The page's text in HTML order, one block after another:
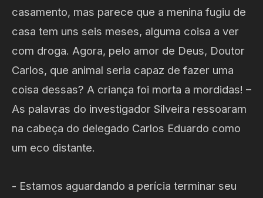
casamento, mas parece que a menina fugiu de
casa tem uns seis meses, alguma coisa a ver
com droga. Agora, pelo amor de Deus, Doutor
Carlos, que animal seria capaz de fazer uma
coisa dessas? A criança foi morta a mordidas! –
As palavras do investigador Silveira ressoaram
na cabeça do delegado Carlos Eduardo como
um eco distante.
- Estamos aguardando a perícia terminar seu